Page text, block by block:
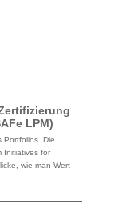
LPM)
Portfolios. Die
Initiatives for
wie man Wert